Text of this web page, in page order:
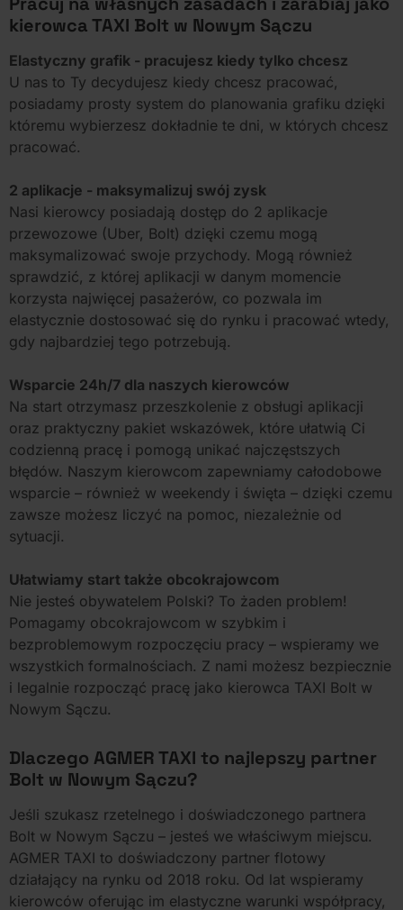
kierowca TAXI Bolt w Nowym Sączu
Elastyczny grafik - pracujesz kiedy tylko chcesz
U nas to Ty decydujesz kiedy chcesz pracować,
posiadamy prosty system do planowania grafiku dzięki
któremu wybierzesz dokładnie te dni, w których chcesz
pracować.
2 aplikacje - maksymalizuj swój zysk
Nasi kierowcy posiadają dostęp do 2 aplikacje
przewozowe (Uber, Bolt) dzięki czemu mogą
maksymalizować swoje przychody. Mogą również
sprawdzić, z której aplikacji w danym momencie
korzysta najwięcej pasażerów, co pozwala im
elastycznie dostosować się do rynku i pracować wtedy,
gdy najbardziej tego potrzebują.
Wsparcie 24h/7 dla naszych kierowców
Na start otrzymasz przeszkolenie z obsługi aplikacji
oraz praktyczny pakiet wskazówek, które ułatwią Ci
codzienną pracę i pomogą unikać najczęstszych
błędów. Naszym kierowcom zapewniamy całodobowe
wsparcie – również w weekendy i święta – dzięki czemu
zawsze możesz liczyć na pomoc, niezależnie od
sytuacji.
Ułatwiamy start także obcokrajowcom
Nie jesteś obywatelem Polski? To żaden problem!
Pomagamy obcokrajowcom w szybkim i
bezproblemowym rozpoczęciu pracy – wspieramy we
wszystkich formalnościach. Z nami możesz bezpiecznie
i legalnie rozpocząć pracę jako kierowca TAXI Bolt w
Nowym Sączu.
Dlaczego AGMER TAXI to najlepszy partner
Bolt w Nowym Sączu?
Jeśli szukasz rzetelnego i doświadczonego partnera
Bolt w Nowym Sączu – jesteś we właściwym miejscu.
AGMER TAXI to doświadczony partner flotowy
działający na rynku od 2018 roku. Od lat wspieramy
kierowców oferując im elastyczne warunki współpracy,